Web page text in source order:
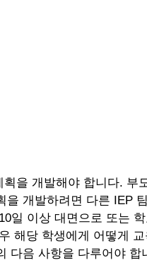
을 개발해야 합니다. 부
개발하려면 다른 IEP
일 이상 대면으로 또는
해당 학생에게 어떻게
다음 사항을 다루어야 합